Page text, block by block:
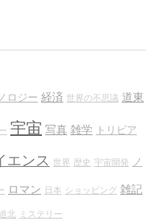
ロジー 経済 世界の不思議 道東
宇宙 写真 雑学 トリビア
エンス 世界 歴史 宇宙開発 ノ
ロマン 日本 ショッピング 雑記
道北 ミステリー